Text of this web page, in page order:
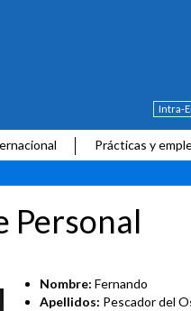
Intra-
Prácticas y
Personal
Nombre: Fernando
Apellidos: Pescador del